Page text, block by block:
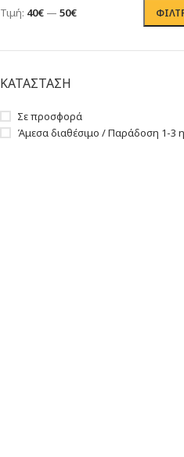
Τιμή: 40€ — 50€
ΚΑΤΑΣΤΑΣΗ
Σε προσφορά
Άμεσα διαθέσιμο / Παράδοση 1-3